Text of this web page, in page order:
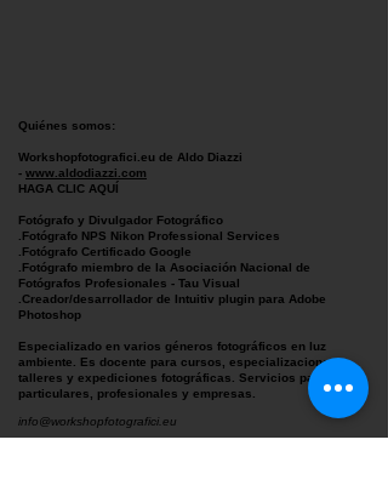
Quiénes somos:
Workshopfotografici.eu de Aldo Diazzi
- www.aldodiazzi.com
HAGA CLIC AQUÍ
Fotógrafo y Divulgador Fotográfico
.Fotógrafo NPS Nikon Professional Services
.Fotógrafo Certificado Google
.Fotógrafo miembro de la Asociación Nacional de
Fotógrafos Profesionales - Tau Visual
.Creador/desarrollador de Intuitiv plugin para Adobe
Photoshop
Especializado en varios géneros fotográficos en luz
ambiente. Es docente para cursos, especializaciones,
talleres y expediciones fotográficas. Servicios para
particulares, profesionales y empresas.
info@workshopfotografici.eu